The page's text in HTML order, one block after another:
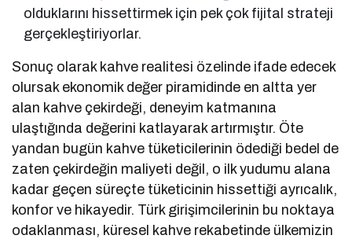
olduklarını hissettirmek için pek çok fijital strateji
gerçekleştiriyorlar.
Sonuç olarak kahve realitesi özelinde ifade edecek
olursak ekonomik değer piramidinde en altta yer
alan kahve çekirdeği, deneyim katmanına
ulaştığında değerini katlayarak artırmıştır. Öte
yandan bugün kahve tüketicilerinin ödediği bedel de
zaten çekirdeğin maliyeti değil, o ilk yudumu alana
kadar geçen süreçte tüketicinin hissettiği ayrıcalık,
konfor ve hikayedir. Türk girişimcilerinin bu noktaya
odaklanması, küresel kahve rekabetinde ülkemizin